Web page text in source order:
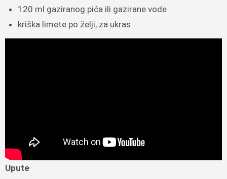
120 ml gaziranog pića ili gazirane vode
kriška limete po želji, za ukras
Upute